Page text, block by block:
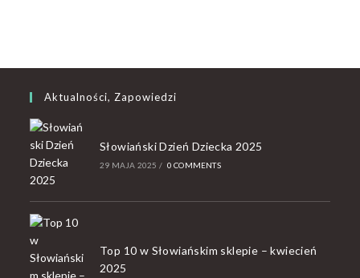
Aktualności, Zapowiedzi
Słowiański Dzień Dziecka 2025
29 MAJA 2025 / 0 COMMENTS
Top 10 w Słowiańskim sklepie – kwiecień
2025